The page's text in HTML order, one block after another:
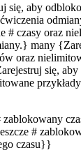
się, aby
# czasy oraz
many
oraz
się,
#
czasu}}